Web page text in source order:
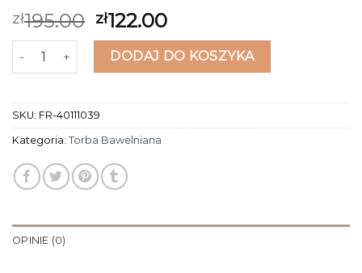
zł195.00 zł122.00
ilość torba bawelnianaDODAJ DO KOSZYKA
SKU: FR-40111039
Kategoria: Torba Bawelniana
OPINIE (0)